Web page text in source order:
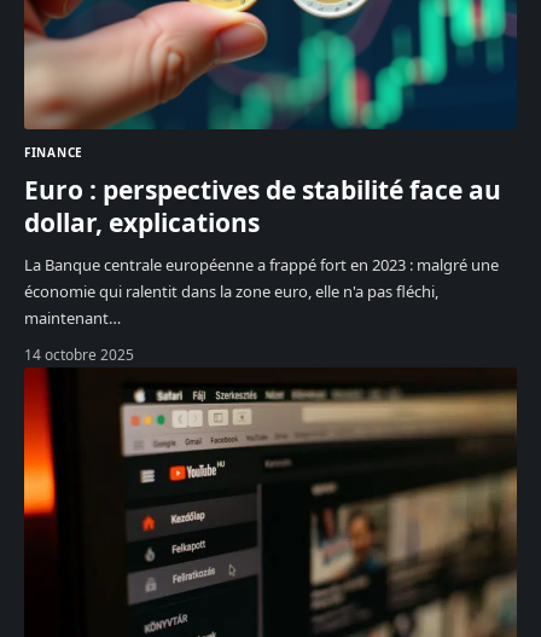
FINANCE
Euro : perspectives de stabilité face au
dollar, explications
La Banque centrale européenne a frappé fort en 2023 : malgré une
économie qui ralentit dans la zone euro, elle n'a pas fléchi,
maintenant…
14 octobre 2025